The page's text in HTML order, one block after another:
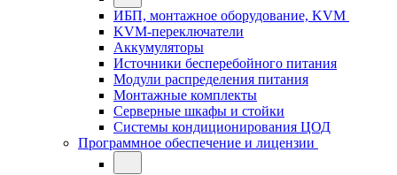
ИБП, монтажное оборудование, KVM
KVM-переключатели
Аккумуляторы
Источники бесперебойного питания
Модули распределения питания
Монтажные комплекты
Серверные шкафы и стойки
Системы кондиционирования ЦОД
Программное обеспечение и лицензии